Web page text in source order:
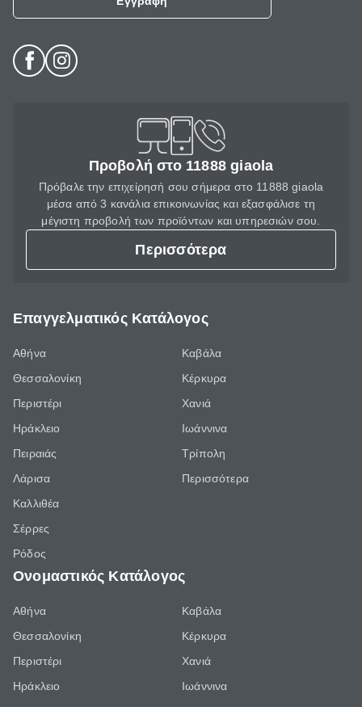
Προβολή στο 11888 giaola
Πρόβαλε την επιχείρησή σου σήμερα στο 11888 giaola
μέσα από 3 κανάλια επικοινωνίας και εξασφάλισε τη
μέγιστη προβολή των προϊόντων και υπηρεσιών σου.
Περισσότερα
Επαγγελματικός Κατάλογος
Αθήνα
Θεσσαλονίκη
Περιστέρι
Ηράκλειο
Πειραιάς
Λάρισα
Καλλιθέα
Σέρρες
Ρόδος
Καβάλα
Κέρκυρα
Χανιά
Ιωάννινα
Τρίπολη
Περισσότερα
Ονομαστικός Κατάλογος
Αθήνα
Θεσσαλονίκη
Περιστέρι
Ηράκλειο
Καβάλα
Κέρκυρα
Χανιά
Ιωάννινα